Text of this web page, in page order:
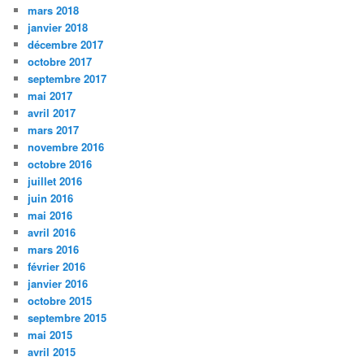
mars 2018
janvier 2018
décembre 2017
octobre 2017
septembre 2017
mai 2017
avril 2017
mars 2017
novembre 2016
octobre 2016
juillet 2016
juin 2016
mai 2016
avril 2016
mars 2016
février 2016
janvier 2016
octobre 2015
septembre 2015
mai 2015
avril 2015